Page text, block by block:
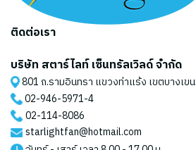
ติดต่อเรา
บริษัท สตาร์ไลท์ เซ็นทรัลเวิลด์ จำกัด
801 ถ.รามอินทรา แขวงท่าแร้ง เขตบางเข
02-946-5971-4
02-114-8086
starlightfan@hotmail.com